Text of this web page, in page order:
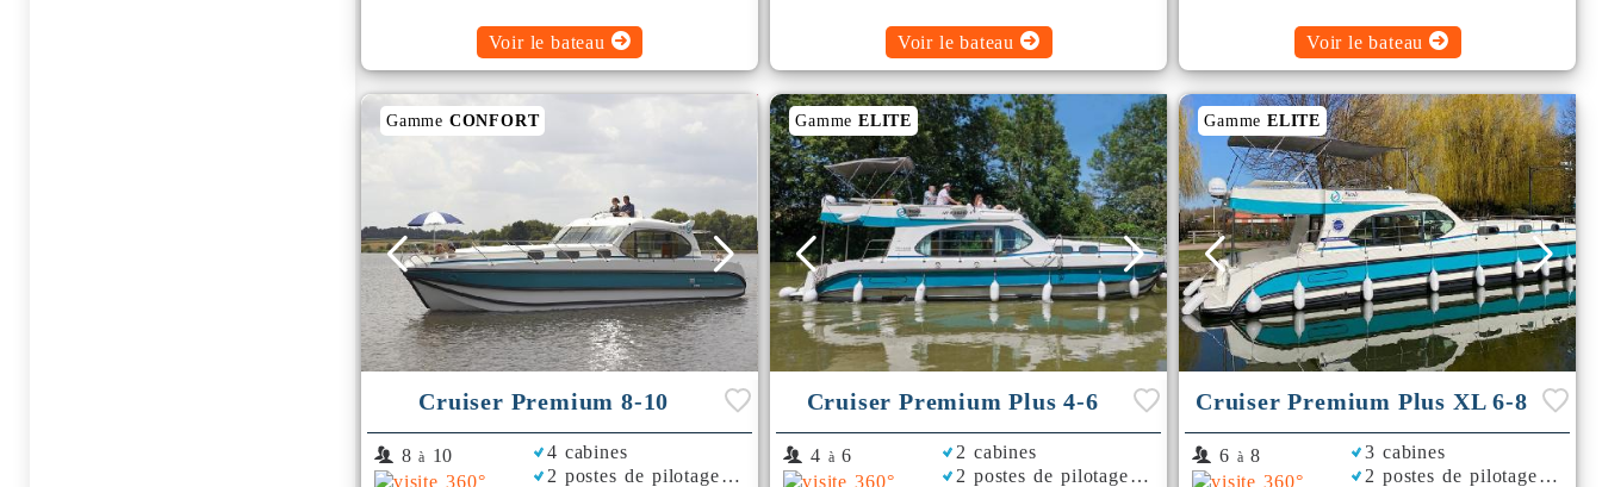
Voir le bateau Voir le bateau Voir le bateau
Gamme CONFORT
Cruiser Premium 8-10
8 à 10
4 cabines
2 postes de pilotage
Gamme ELITE
Cruiser Premium Plus 4-6
4 à 6
2 cabines
2 postes de pilotage
GammeELITE
Cruiser Premium Plus XL 6-8
6 à 8
3 cabines
2 postes de pilotage